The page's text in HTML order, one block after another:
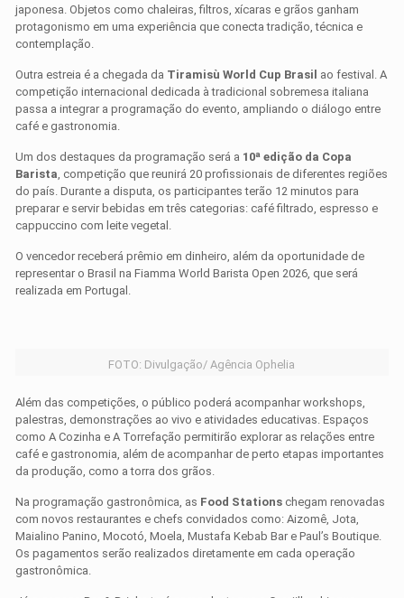
japonesa. Objetos como chaleiras, filtros, xícaras e grãos ganham
protagonismo em uma experiência que conecta tradição, técnica e
contemplação.
Outra estreia é a chegada da Tiramisù World Cup Brasil ao festival. A
competição internacional dedicada à tradicional sobremesa italiana
passa a integrar a programação do evento, ampliando o diálogo entre
café e gastronomia.
Um dos destaques da programação será a 10ª edição da Copa
Barista, competição que reunirá 20 profissionais de diferentes regiões
do país. Durante a disputa, os participantes terão 12 minutos para
preparar e servir bebidas em três categorias: café filtrado, espresso e
cappuccino com leite vegetal.
O vencedor receberá prêmio em dinheiro, além da oportunidade de
representar o Brasil na Fiamma World Barista Open 2026, que será
realizada em Portugal.
FOTO: Divulgação/ Agência Ophelia
Além das competições, o público poderá acompanhar workshops,
palestras, demonstrações ao vivo e atividades educativas. Espaços
como A Cozinha e A Torrefação permitirão explorar as relações entre
café e gastronomia, além de acompanhar de perto etapas importantes
da produção, como a torra dos grãos.
Na programação gastronômica, as Food Stationschegam renovadas
com novos restaurantes e chefs convidados como: Aizomê, Jota,
Maialino Panino, Mocotó, Moela, Mustafa Kebab Bar e Paul’s Boutique.
Os pagamentos serão realizados diretamente em cada operação
gastronômica.